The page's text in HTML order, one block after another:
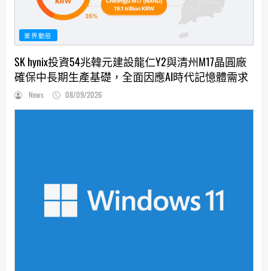
業界動態
SK hynix投資54兆韓元建設龍仁Y2與清州M17晶圓廠
確保中長期生產基礎，全面因應AI時代記憶體需求
News 08/09/2026